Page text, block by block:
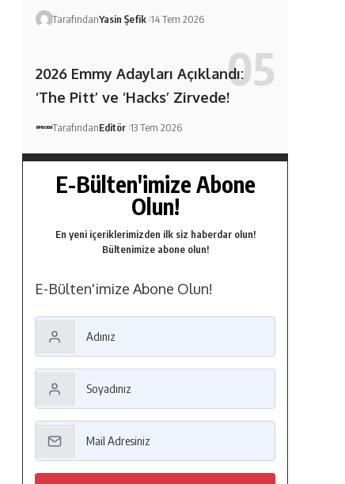
TarafındanYasin Şefik 14 Tem 2026
2026 Emmy Adayları Açıklandı:
‘The Pitt’ ve ‘Hacks’ Zirvede!
TarafındanEditör 13 Tem 2026
E-Bülten'imize Abone
Olun!
En yeni içeriklerimizden ilk siz haberdar olun!
Bültenimize abone olun!
E-Bülten'imize Abone Olun!